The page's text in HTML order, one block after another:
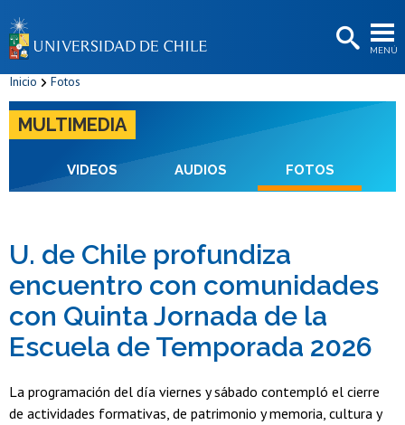
MENÚ
BIBLIOTECAS
Estudiantes
Funcionarias/os
Egresadas/os
Inicio Fotos
MULTIMEDIA
VIDEOS AUDIOS FOTOS
U. de Chile profundiza
encuentro con comunidades
con Quinta Jornada de la
Escuela de Temporada 2026
La programación del día viernes y sábado contempló el cierre
de actividades formativas, de patrimonio y memoria, cultura y